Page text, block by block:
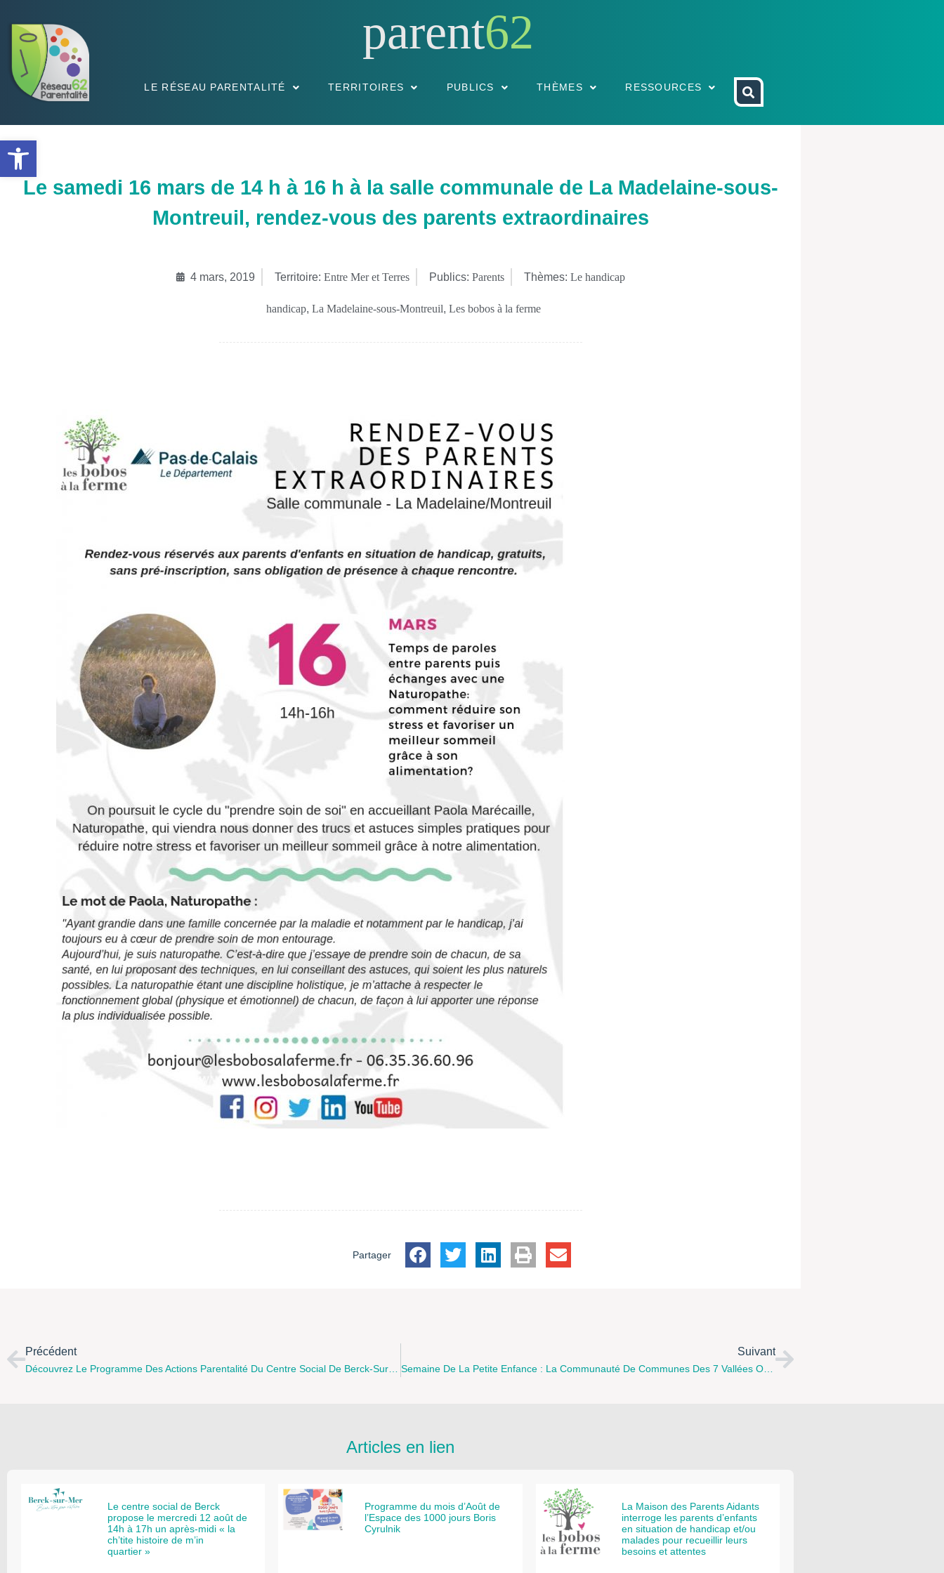
Ouvrir la barre d’outils
parent62
LE RÉSEAU PARENTALITÉ TERRITOIRES PUBLICS THÈMES RESSOURCES
Le samedi 16 mars de 14 h à 16 h à la salle communale de La Madelaine-sous-
Montreuil, rendez-vous des parents extraordinaires
4 mars, 2019 Territoire: Entre Mer et Terres Publics: Parents Thèmes: Le handicap
handicap, La Madelaine-sous-Montreuil, Les bobos à la ferme
Partager
Précédent Suivant
Semaine De La Petite Enfance : La Communauté De Communes Des 7 Vallées Organise Une Soirée Échange Sur « L’inclusion Des Enfants En Situation De Handicap » Le Mercredi 20 Mars À 19 H
Articles en lien
Le centre social de Berck
propose le mercredi 12 août de
14h à 17h un après-midi « la
ch’tite histoire de m’in
quartier »
Programme du mois d’Août de
l’Espace des 1000 jours Boris
Cyrulnik
La Maison des Parents Aidants
interroge les parents d’enfants
en situation de handicap et/ou
malades pour recueillir leurs
besoins et attentes